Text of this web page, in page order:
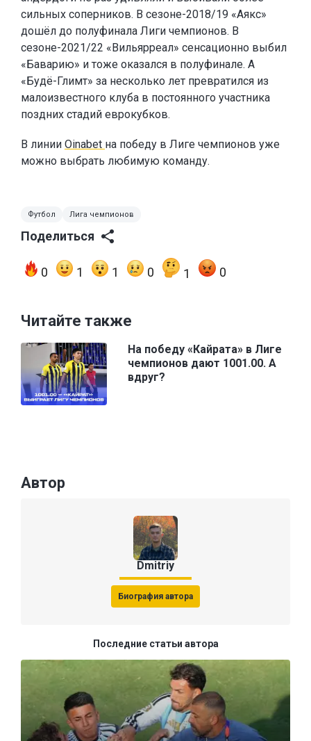
сильных соперников. В сезоне-2018/19 «Аякс»
дошёл до полуфинала Лиги чемпионов. В
сезоне-2021/22 «Вильярреал» сенсационно выбил
«Баварию» и тоже оказался в полуфинале. А
«Будё-Глимт» за несколько лет превратился из
малоизвестного клуба в постоянного участника
поздних стадий еврокубков.
В линии Oinabet на победу в Лиге чемпионов уже
можно выбрать любимую команду.
Футбол Лига чемпионов
Поделиться
0 1 1 0 1 0
Читайте также
На победу «Кайрата» в Лиге
чемпионов дают 1001.00. А
вдруг?
Автор
Dmitriy
Биография автора
Последние статьи автора